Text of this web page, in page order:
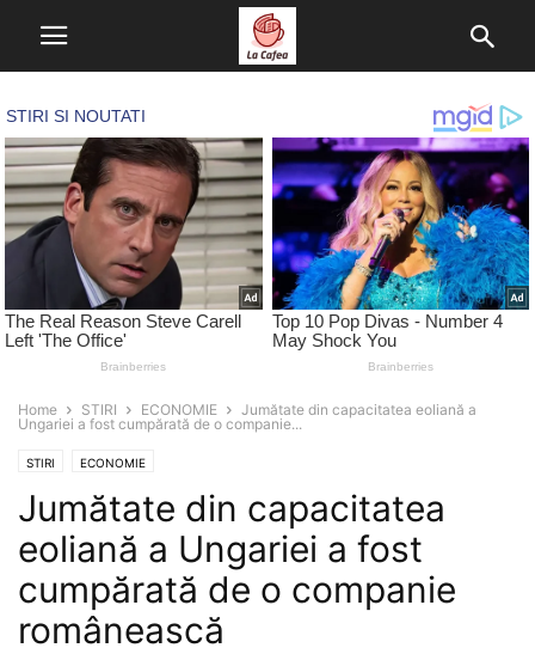
Home STIRI ECONOMIE
Jumătate din capacitatea eoliană a
Ungariei a fost cumpărată de o companie...
STIRI ECONOMIE
Jumătate din capacitatea
eoliană a Ungariei a fost
cumpărată de o companie
românească